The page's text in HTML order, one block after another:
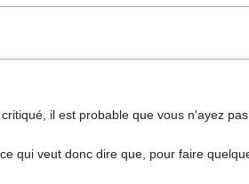
il est probable que vous n'ayez pas
qui veut donc dire que, pour faire